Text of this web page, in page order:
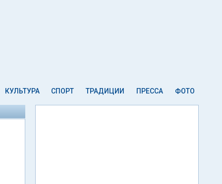
КУЛЬТУРА СПОРТ ТРАДИЦИИ ПРЕССА ФОТО